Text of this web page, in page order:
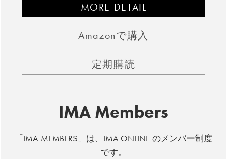
MORE DETAIL
Amazonで購入
定期購読
IMA Members
「IMA MEMBERS」は、IMA ONLINE のメンバー制度
です。